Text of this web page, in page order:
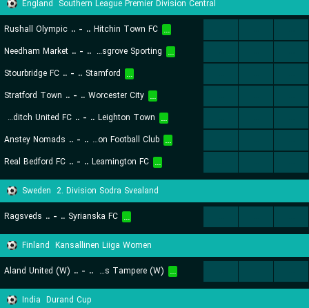
England Southern League Premier Division Central
Rushall Olympic .. - .. Hitchin Town FC ...
Needham Market .. - .. Bromsgrove Sporting ...
Stourbridge FC .. - .. Stamford ...
Stratford Town .. - .. Worcester City ...
Redditch United FC
.. - .. Leighton Town ...
Anstey Nomads .. - .. Leiston Football Club ...
Real Bedford FC .. - .. Leamington FC ...
Sweden 2. Division Sodra Svealand
Ragsveds .. - .. Syrianska FC ...
Finland Kansallinen Liiga Women
Aland United (W) .. - .. Ilves Tampere (W) ...
India Durand Cup